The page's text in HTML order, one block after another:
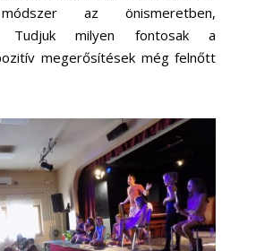
az önismeretben,
Tudjuk milyen fontosak a
megerősítések még felnőtt